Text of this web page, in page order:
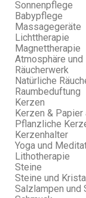
Sonnenpflege
Babypflege
Massagegeräte
Lichttherapie
Magnettherapie
Atmosphäre und
Räucherwerk
Natürliche
Raumbeduftung
Kerzen
Kerzen & Papier
Pflanzliche
Kerzenhalter
Yoga und
Lithotherapie
Steine
Steine und
Salzlampen und